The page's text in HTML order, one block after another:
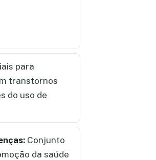
para
transtornos
do uso de
Conjunto
da saúde